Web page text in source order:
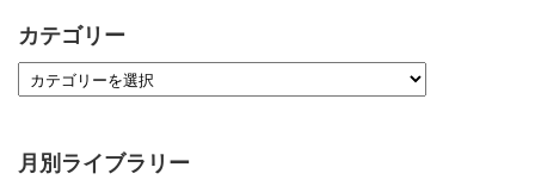
カテゴリー
月別ライブラリー